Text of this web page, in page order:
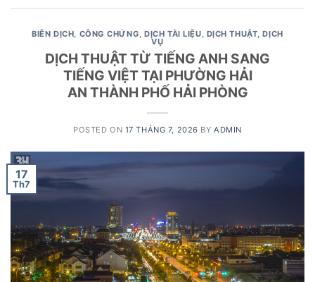
BIÊN DỊCH, CÔNG CHỨNG,DỊCH TÀI LIỆU, DỊCH THUẬT,DỊCH
VỤ
DỊCH THUẬT TỪ TIẾNG ANH SANG
TIẾNG VIỆT TẠI PHƯỜNG HẢI
AN THÀNH PHỐ HẢI PHÒNG
POSTED ON 17 THÁNG 7, 2026 BY ADMIN
17
Th7